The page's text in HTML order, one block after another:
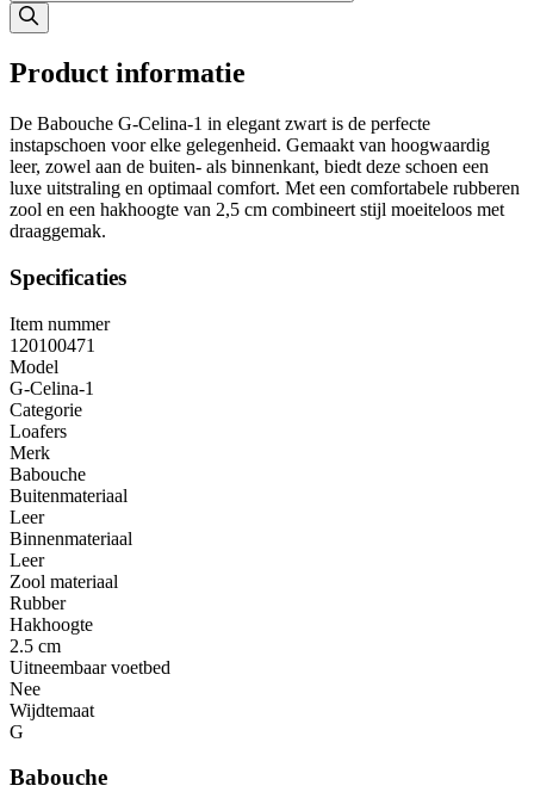
Product informatie
De Babouche G-Celina-1 in elegant zwart is de perfecte
instapschoen voor elke gelegenheid. Gemaakt van hoogwaardig
leer, zowel aan de buiten- als binnenkant, biedt deze schoen een
luxe uitstraling en optimaal comfort. Met een comfortabele rubberen
zool en een hakhoogte van 2,5 cm combineert stijl moeiteloos met
draaggemak.
Specificaties
Item nummer
120100471
Model
G-Celina-1
Categorie
Loafers
Merk
Babouche
Buitenmateriaal
Leer
Binnenmateriaal
Leer
Zool materiaal
Rubber
Hakhoogte
2.5 cm
Uitneembaar voetbed
Nee
Wijdtemaat
G
Babouche